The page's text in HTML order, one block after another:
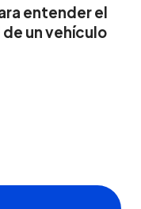
entender el
un vehículo